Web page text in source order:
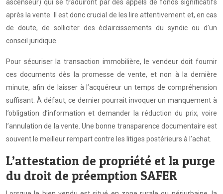
ascenseur) qui se traduiront par des appels de fonds significatifs
après la vente. Il est donc crucial de les lire attentivement et, en cas
de doute, de solliciter des éclaircissements du syndic ou d’un
conseil juridique.
Pour sécuriser la transaction immobilière, le vendeur doit fournir
ces documents dès la promesse de vente, et non à la dernière
minute, afin de laisser à l’acquéreur un temps de compréhension
suffisant. À défaut, ce dernier pourrait invoquer un manquement à
l’obligation d’information et demander la réduction du prix, voire
l’annulation de la vente. Une bonne transparence documentaire est
souvent le meilleur rempart contre les litiges postérieurs à l’achat.
L’attestation de propriété et la purge
du droit de préemption SAFER